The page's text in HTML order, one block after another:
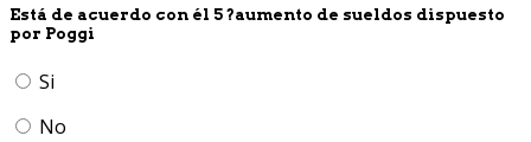
Está de acuerdo con él 5 ?aumento de sueldos dispuesto
por Poggi
Si
No